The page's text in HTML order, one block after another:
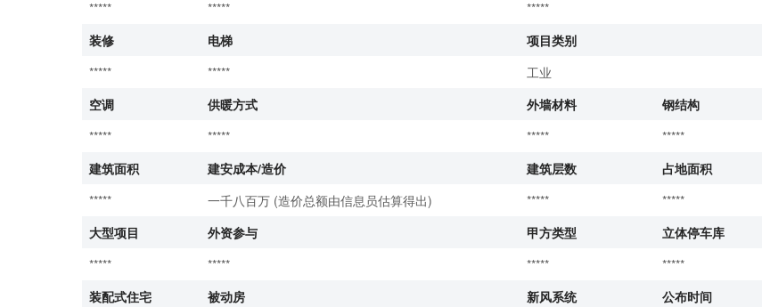
*****
*****
*****
装修
电梯
项目类别
*****
*****
工业
空调
供暖方式 外墙材料
钢结构
*****
***** *****
*****
建筑面积
建安成本/造价 建筑层数
占地面积
*****
一千八百万 (造价总额由信息员估算得出) *****
*****
大型项目
外资参与 甲方类型
立体停车库
*****
***** *****
*****
装配式住宅
被动房 新风系统
公布时间